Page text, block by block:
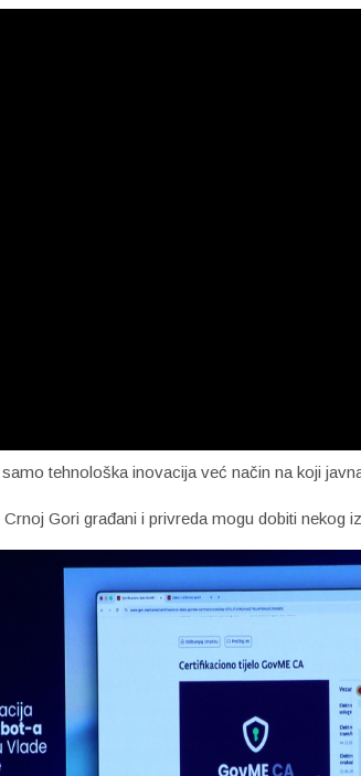
tehnološka inovacija već način na koji
Crnoj Gori građani i privreda mogu dobiti nekog